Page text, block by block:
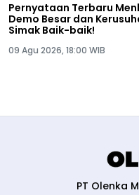
Pernyataan Terbaru
Demo Besar dan
Simak Baik-baik!
09 Agu 2026, 18:00 WIB
PT Olenka